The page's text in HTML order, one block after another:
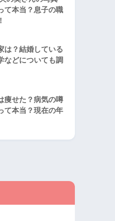
て本当？息子の職
は？結婚している
などについても調
痩せた？病気の噂
て本当？現在の年